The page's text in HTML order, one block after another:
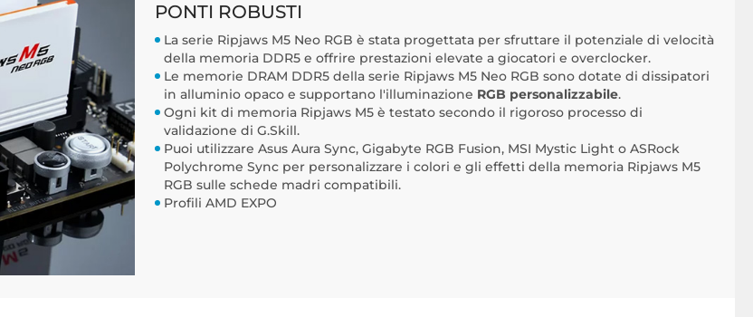
PONTI ROBUSTI
La serie Ripjaws M5 Neo RGB è stata progettata per sfruttare il potenziale di velocità
della memoria DDR5 e offrire prestazioni elevate a giocatori e overclocker.
Le memorie DRAM DDR5 della serie Ripjaws M5 Neo RGB sono dotate di dissipatori
in alluminio opaco e supportano l'illuminazione RGB personalizzabile.
Ogni kit di memoria Ripjaws M5 è testato secondo il rigoroso processo di
validazione di G.Skill.
Puoi utilizzare Asus Aura Sync, Gigabyte RGB Fusion, MSI Mystic Light o ASRock
Polychrome Sync per personalizzare i colori e gli effetti della memoria Ripjaws M5
RGB sulle schede madri compatibili.
Profili AMD EXPO